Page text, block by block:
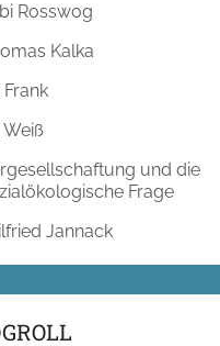
Rosswog
Kalka
Frank
Weiß
und die
Frage
Jannack